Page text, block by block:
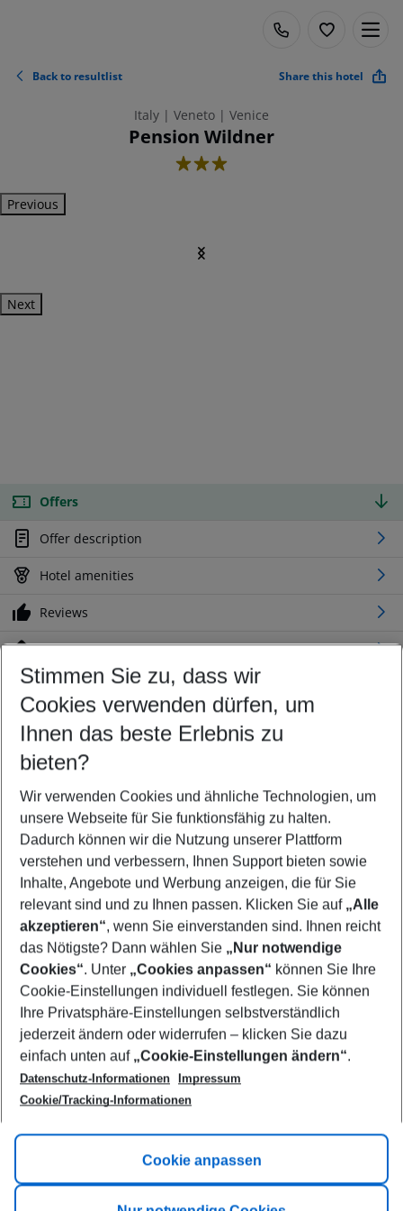
Back to resultlist Share this hotel
Italy | Veneto | Venice
Pension Wildner
3
Previous
Next
Offers
Offer description
Hotel amenities
Reviews
Location
Customize your offer
Find the perfect deal which suits your best
Your departure airport
Any airport
Select your date range
10/08/26–08/08/27 5-8 nights
Who will travel
2 adults No children
Show more filter
Footer
Footer navigation
Title A
Link A
Stimmen Sie zu, dass wir
Cookies verwenden dürfen, um
Ihnen das beste Erlebnis zu
bieten?
Wir verwenden Cookies und ähnliche Technologien, um
unsere Webseite für Sie funktionsfähig zu halten.
Dadurch können wir die Nutzung unserer Plattform
verstehen und verbessern, Ihnen Support bieten sowie
Inhalte, Angebote und Werbung anzeigen, die für Sie
relevant sind und zu Ihnen passen. Klicken Sie auf „Alle
akzeptieren“, wenn Sie einverstanden sind. Ihnen reicht
das Nötigste? Dann wählen Sie „Nur notwendige
Cookies“. Unter „Cookies anpassen“ können Sie Ihre
Cookie-Einstellungen individuell festlegen. Sie können
Ihre Privatsphäre-Einstellungen selbstverständlich
jederzeit ändern oder widerrufen – klicken Sie dazu
einfach unten auf „Cookie-Einstellungen ändern“.
Datenschutz-Informationen
Impressum
Cookie/Tracking-Informationen
Cookie anpassen